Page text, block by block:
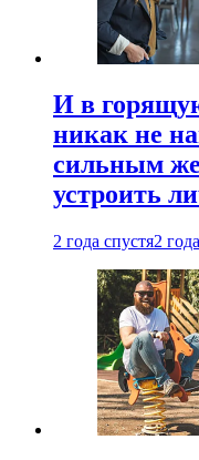
И в
никак не
сильным
устроить
2 года спустя2